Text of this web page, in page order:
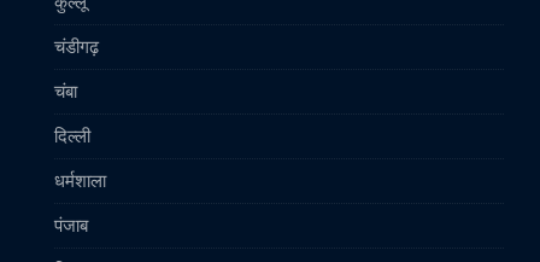
चंडीगढ़
चंबा
दिल्ली
धर्मशाला
पंजाब